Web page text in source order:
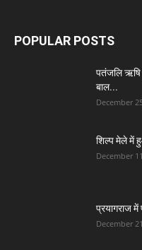
POPULAR POSTS
पतंजलि ऋषि
बाल...
December
शिल्प मेले में
December
प्रयागराज
December